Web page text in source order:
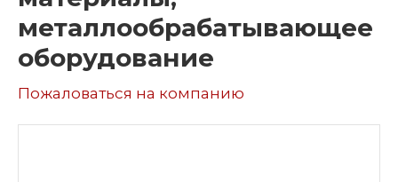
металлообрабатывающее
оборудование
Пожаловаться на компанию